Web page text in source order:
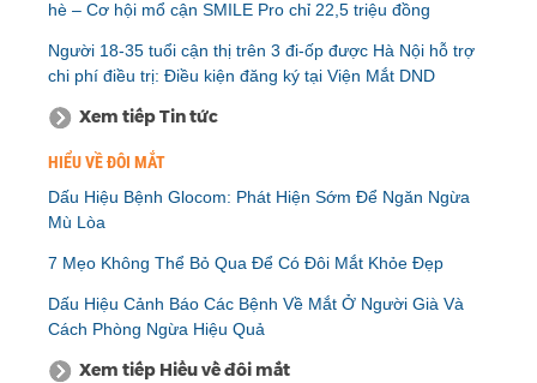
hè – Cơ hội mổ cận SMILE Pro chỉ 22,5 triệu đồng
Người 18-35 tuổi cận thị trên 3 đi-ốp được Hà Nội hỗ trợ
chi phí điều trị: Điều kiện đăng ký tại Viện Mắt DND
Xem tiếp Tin tức
HIỂU VỀ ĐÔI MẮT
Dấu Hiệu Bệnh Glocom: Phát Hiện Sớm Để Ngăn Ngừa
Mù Lòa
7 Mẹo Không Thể Bỏ Qua Để Có Đôi Mắt Khỏe Đẹp
Dấu Hiệu Cảnh Báo Các Bệnh Về Mắt Ở Người Già Và
Cách Phòng Ngừa Hiệu Quả
Xem tiếp Hiểu về đôi mắt